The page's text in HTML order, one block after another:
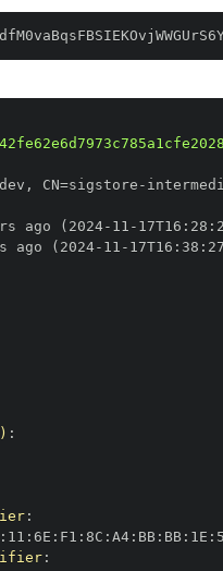
, CN=sigstore -
ago (2024- 11 - 17T16 : 28 :
ago (2024- 11 - 17T16 : 38 :
:
:
: 11 : 6E : F1 : 8C : A4: BB: BB: 1E :
: